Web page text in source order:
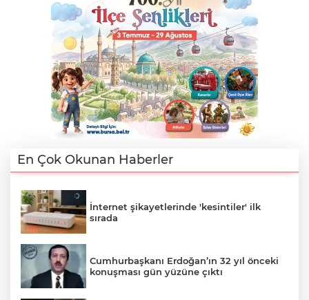
En Çok Okunan Haberler
İnternet şikayetlerinde 'kesintiler' ilk
sırada
Cumhurbaşkanı Erdoğan’ın 32 yıl önceki
konuşması gün yüzüne çıktı